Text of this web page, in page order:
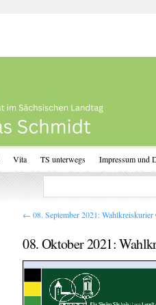
Vita TS unterwegs Impressum und
← 08. September 2021: Wahlkreiskurier
08. Oktober 2021: